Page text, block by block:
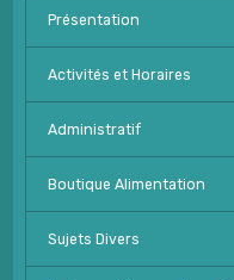
Présentation
Activités et Horaires
Administratif
Boutique Alimentation
Sujets Divers